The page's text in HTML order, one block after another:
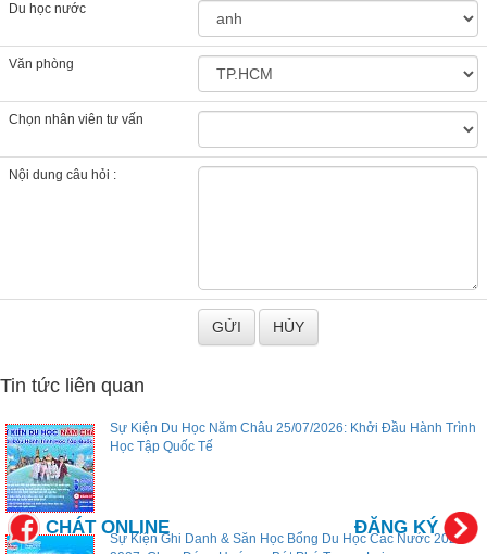
Du học nước
Văn phòng
Chọn nhân viên tư vấn
Nội dung câu hỏi :
Tin tức liên quan
Sự Kiện Du Học Năm Châu 25/07/2026: Khởi Đầu Hành Trình
Học Tập Quốc Tế
Sự Kiện Ghi Danh & Săn Học Bổng Du Học Các Nước 2026–
ĐĂNG KÝ
CHÁT ONLINE